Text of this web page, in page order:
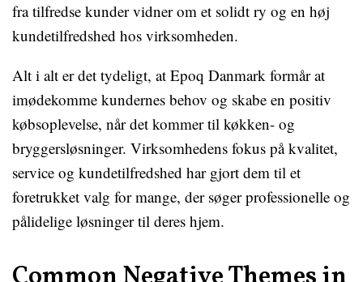
fra tilfredse kunder vidner om et solidt ry og en høj
kundetilfredshed hos virksomheden.
Alt i alt er det tydeligt, at Epoq Danmark formår at
imødekomme kundernes behov og skabe en positiv
købsoplevelse, når det kommer til køkken- og
bryggersløsninger. Virksomhedens fokus på kvalitet,
service og kundetilfredshed har gjort dem til et
foretrukket valg for mange, der søger professionelle og
pålidelige løsninger til deres hjem.